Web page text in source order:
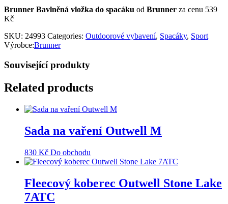
Brunner Bavlněná vložka do spacáku od Brunner za cenu 539
Kč
SKU: 24993 Categories: Outdoorové vybavení, Spacáky, Sport
Výrobce:Brunner
Související produkty
Related products
Sada na vaření Outwell M
830 Kč Do obchodu
Fleecový koberec Outwell Stone Lake
7ATC